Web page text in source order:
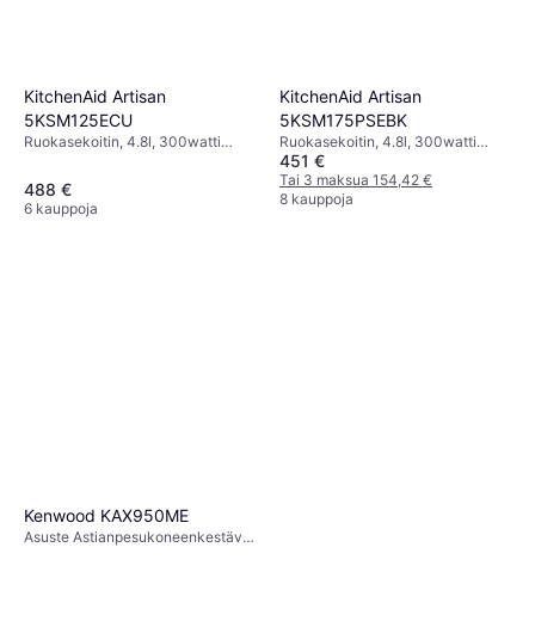
KitchenAid Artisan
5KSM125ECU
Ruokasekoitin, 4.8l, 300watti
Planeetta-/Orbitaaliliike,
Roiskeensuoja,
Astianpesukoneenkestävät Osat
488 €
6 kauppoja
KitchenAid Artisan
5KSM175PSEBK
Ruokasekoitin, 4.8l, 300watti
Kansi syöttöaukolla, Turvalukitus,
Turbo-/Pulssitoiminto,
Roiskeensuoja
451 €
Tai 3 maksua 154,42 €
8 kauppoja
Kenwood KAX950ME
Asuste Astianpesukoneenkestävät